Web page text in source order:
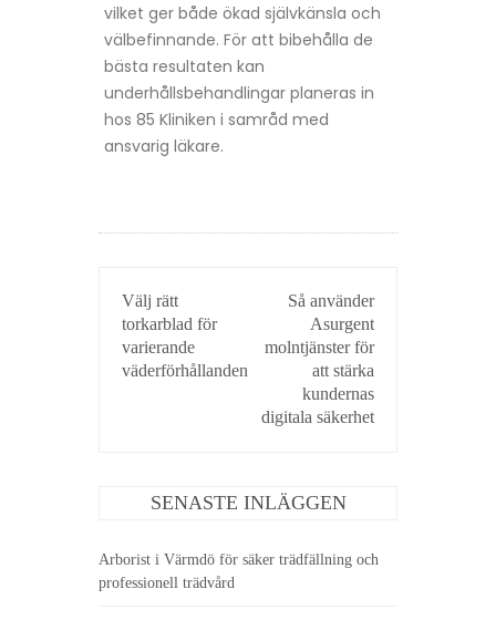
vilket ger både ökad självkänsla och
välbefinnande. För att bibehålla de
bästa resultaten kan
underhållsbehandlingar planeras in
hos 85 Kliniken i samråd med
ansvarig läkare.
Välj rätt
torkarblad för
varierande
väderförhållanden
Så använder
Asurgent
molntjänster för
att stärka
kundernas
digitala säkerhet
SENASTE INLÄGGEN
Arborist i Värmdö för säker trädfällning och
professionell trädvård